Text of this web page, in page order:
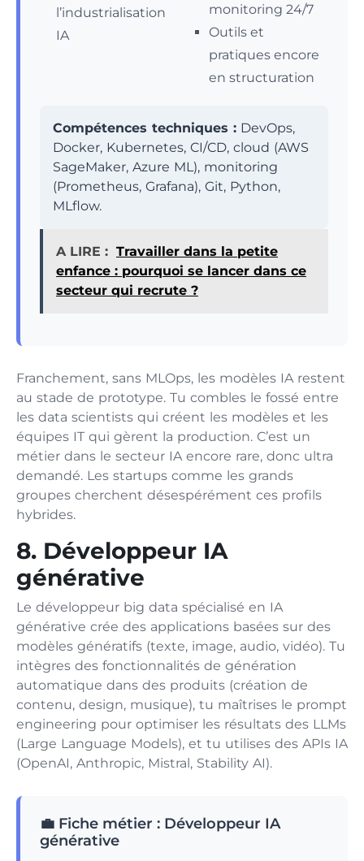
l’industrialisation
IA
monitoring 24/7
Outils et
pratiques encore
en structuration
Compétences techniques : DevOps,
Docker, Kubernetes, CI/CD, cloud (AWS
SageMaker, Azure ML), monitoring
(Prometheus, Grafana), Git, Python,
MLflow.
A LIRE : Travailler dans la petite
enfance : pourquoi se lancer dans ce
secteur qui recrute ?
Franchement, sans MLOps, les modèles IA restent
au stade de prototype. Tu combles le fossé entre
les data scientists qui créent les modèles et les
équipes IT qui gèrent la production. C’est un
métier dans le secteur IA encore rare, donc ultra
demandé. Les startups comme les grands
groupes cherchent désespérément ces profils
hybrides.
8. Développeur IA
générative
Le développeur big data spécialisé en IA
générative crée des applications basées sur des
modèles génératifs (texte, image, audio, vidéo). Tu
intègres des fonctionnalités de génération
automatique dans des produits (création de
contenu, design, musique), tu maîtrises le prompt
engineering pour optimiser les résultats des LLMs
(Large Language Models), et tu utilises des APIs IA
(OpenAI, Anthropic, Mistral, Stability AI).
💼 Fiche métier : Développeur IA
générative